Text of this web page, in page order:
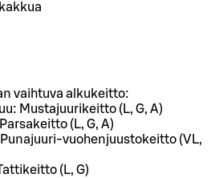
vaihtuva alkukeitto:
Mustajuurikeitto (L, G, A)
(L, G, A)
vuohenjuustokeitto (VL,
(L, G)